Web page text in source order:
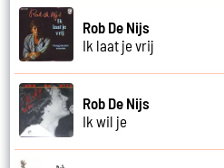
Rob De Nijs
Ik laat je vrij
Rob De Nijs
Ik wil je